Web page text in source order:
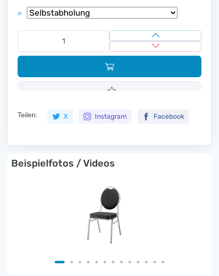
»
Teilen: X Instagram Facebook
Beispielfotos / Videos